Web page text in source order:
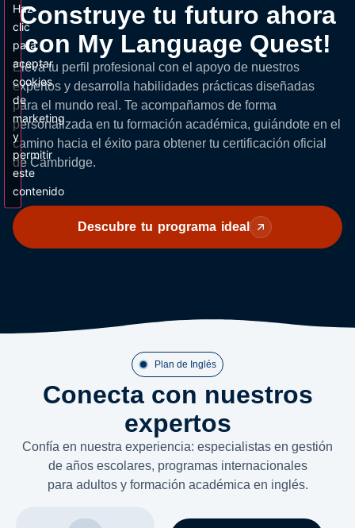
Construye tu futuro ahora
con My Language Quest!
Eleva tu perfil profesional con el apoyo de nuestros
expertos y desarrolla habilidades prácticas diseñadas
para el mundo real. Te acompañamos de forma
personalizada en tu formación académica, guiándote en el
camino hacia el éxito para obtener tu certificación oficial
de Cambridge.
Descubre tu programa ideal
Haz
clic
para
aceptar
cookies
de
marketing
y
permitir
este
contenido
Plan de Inglés
Conecta con nuestros
expertos
Confía en nuestra experiencia: especialistas en gestión
de años escolares, programas internacionales
para adultos y formación académica en inglés.